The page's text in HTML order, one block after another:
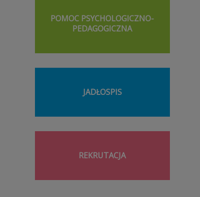
POMOC PSYCHOLOGICZNO-
PEDAGOGICZNA
JADŁOSPIS
REKRUTACJA